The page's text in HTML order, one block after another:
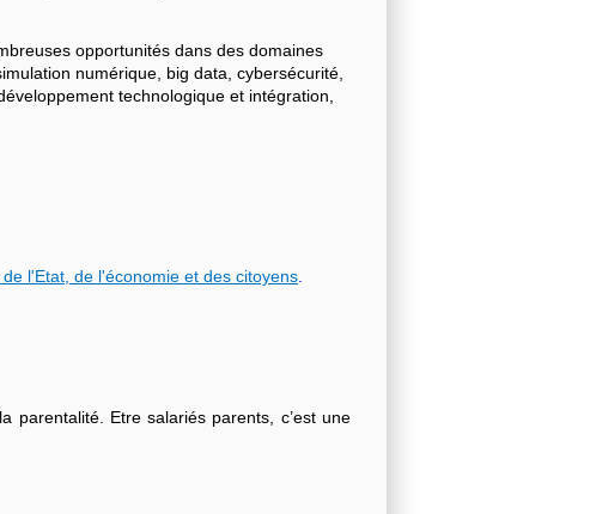
opportunités dans des domaines
numérique, big data, cybersécurité,
technologique et intégration,
l'Etat, de l'économie et des citoyens.
parentalité. Etre salariés parents, c’est une